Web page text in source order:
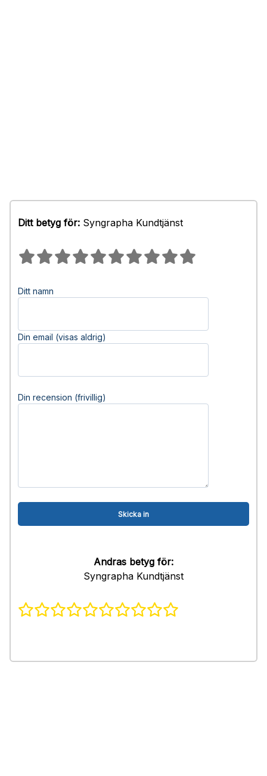
Ditt betyg för: Syngrapha Kundtjänst
Ditt namn
Din email (visas aldrig)
Din recension (frivillig)
Andras betyg för:
Syngrapha Kundtjänst